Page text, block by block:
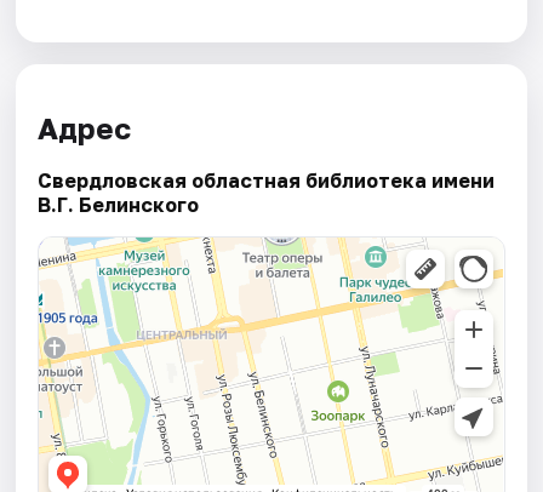
Адрес
Свердловская областная библиотека имени
В.Г. Белинского